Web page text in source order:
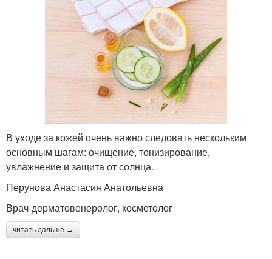
В уходе за кожей очень важно следовать нескольким
основным шагам: очищение, тонизирование,
увлажнение и защита от солнца.
Перунова Анастасия Анатольевна
Врач-дерматовенеролог, косметолог
читать дальше →